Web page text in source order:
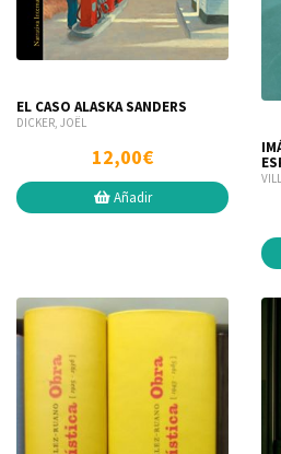
EL CASO ALASKA SANDERS
DICKER, JOËL
12,00€
Añadir